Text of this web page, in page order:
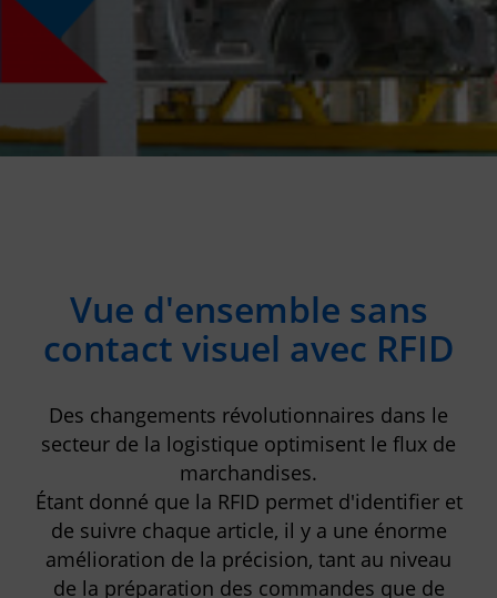
Vue d'ensemble sans
contact visuel avec RFID
Des changements révolutionnaires dans le
secteur de la logistique optimisent le flux de
marchandises.
Étant donné que la RFID permet d'identifier et
de suivre chaque article, il y a une énorme
amélioration de la précision, tant au niveau
de la préparation des commandes que de